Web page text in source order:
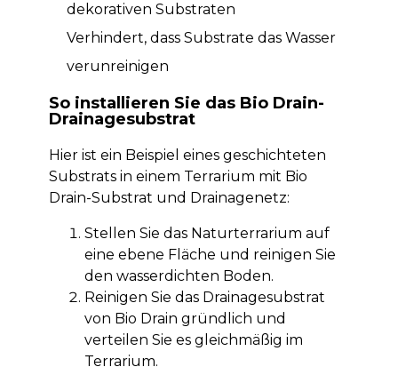
dekorativen Substraten
Verhindert, dass Substrate das Wasser
verunreinigen
So installieren Sie das Bio Drain-
Drainagesubstrat
Hier ist ein Beispiel eines geschichteten
Substrats in einem Terrarium mit Bio
Drain-Substrat und Drainagenetz:
Stellen Sie das Naturterrarium auf
eine ebene Fläche und reinigen Sie
den wasserdichten Boden.
Reinigen Sie das Drainagesubstrat
von Bio Drain gründlich und
verteilen Sie es gleichmäßig im
Terrarium.